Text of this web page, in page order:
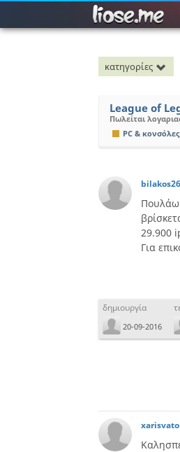
κατηγορίες
League of
Πωλείται
PC & κονσόλες
bilakos26
Πουλάω
29.900
Για
δημιουργία
20-09-2016
xarisvato